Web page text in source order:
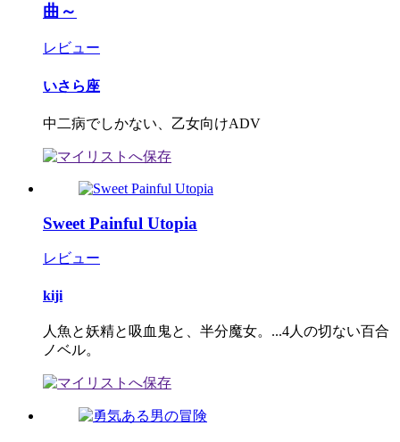
曲～
レビュー
いさら座
中二病でしかない、乙女向けADV
Sweet Painful Utopia
レビュー
kiji
人魚と妖精と吸血鬼と、半分魔女。...4人の切ない百合
ノベル。